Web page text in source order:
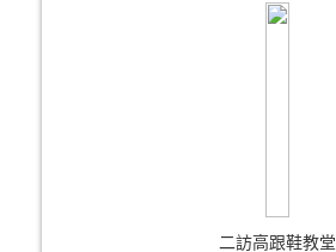
二訪高跟鞋教堂